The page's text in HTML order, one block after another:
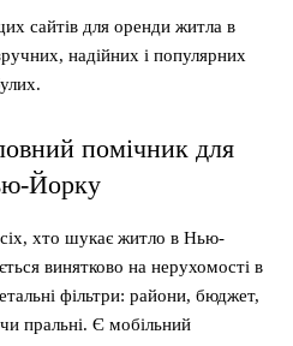
сайтів для оренди житла в
надійних і популярних
помічник для
Йорку
хто шукає житло в Нью-
винятково на нерухомості в
фільтри: райони, бюджет,
чи пральні. Є мобільний